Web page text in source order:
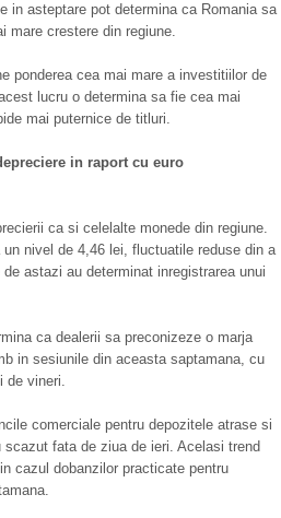
in asteptare pot determina ca Romania sa
mare crestere din regiune.
ponderea cea mai mare a investitiilor de
lucru o determina sa fie cea mai
mai puternice de titluri.
in raport cu euro
ca si celelalte monede din regiune.
nivel de 4,46 lei, fluctuatile reduse din a
astazi au determinat inregistrarea unui
ca dealerii sa preconizeze o marja
in sesiunile din aceasta saptamana, cu
de vineri.
comerciale pentru depozitele atrase si
fata de ziua de ieri. Acelasi trend
cazul dobanzilor practicate pentru